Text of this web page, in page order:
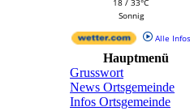
18 / 33°C
Sonnig
Alle Infos
Hauptmenü
Grusswort
News Ortsgemeinde
Infos Ortsgemeinde